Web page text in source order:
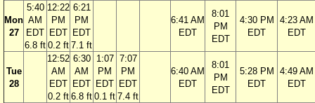
Mon
27
5:40
AM
EDT
6.8 ft
12:22
PM
EDT
0.2 ft
6:21
PM
EDT
7.1 ft
6:41 AM
EDT
8:01
PM
EDT
4:30 PM
EDT
4:23 AM
EDT
Tue
28
12:52
AM
EDT
0.2 ft
6:30
AM
EDT
6.8 ft
1:07
PM
EDT
0.1 ft
7:07
PM
EDT
7.4 ft
6:40 AM
EDT
8:01
PM
EDT
5:28 PM
EDT
4:49 AM
EDT